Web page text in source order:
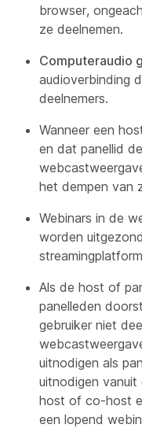
browser,
ze deelnemen.
Computeraudio
audioverbinding
deelnemers.
Wanneer een
en dat panellid
het dempen van
Webinars in de
worden
Als de host of
panelleden
gebruiker niet
uitnodigen als
uitnodigen
host of co-host
een lopend